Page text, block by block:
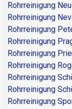
Rohrreinigung
Rohrreinigung
Rohrreinigung
Rohrreinigung
Rohrreinigung
Rohrreinigung
Rohrreinigung
Rohrreinigung
Rohrreinigung